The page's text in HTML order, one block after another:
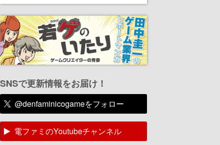
SNSで更新情報をお届け！
@denfaminicogameをフォロー
電ファミのYoutubeチャンネル